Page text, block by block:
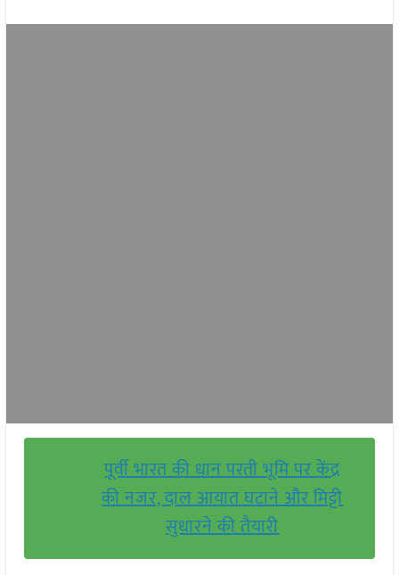
पूर्वी भारत की धान परती भूमि पर केंद्र
की नजर, दाल आयात घटाने और मिट्टी
सुधारने की तैयारी